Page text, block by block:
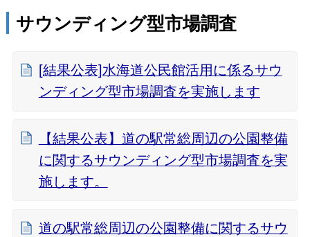
サウンディング型市場調査
[結果公表]水海道公民館活用に係るサウ
ンディング型市場調査を実施します
【結果公表】道の駅常総周辺の公園整備
に関するサウンディング型市場調査を実
施します。
道の駅常総周辺の公園整備に関するサウ